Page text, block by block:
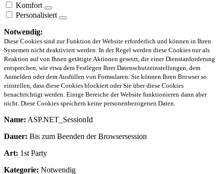
Komfort
Personalisiert
Notwendig:
Diese Cookies sind zur Funktion der Website erforderlich und können in Ihren
Systemen nicht deaktiviert werden. In der Regel werden diese Cookies nur als
Reaktion auf von Ihnen getätigte Aktionen gesetzt, die einer Dienstanforderung
entsprechen, wie etwa dem Festlegen Ihrer Datenschutzeinstellungen, dem
Anmelden oder dem Ausfüllen von Formularen. Sie können Ihren Browser so
einstellen, dass diese Cookies blockiert oder Sie über diese Cookies
benachrichtigt werden. Einige Bereiche der Website funktionieren dann aber
nicht. Diese Cookies speichern keine personenbezogenen Daten.
Name: ASP.NET_SessionId
Dauer: Bis zum Beenden der Browsersession
Art: 1st Party
Kategorie: Notwendig